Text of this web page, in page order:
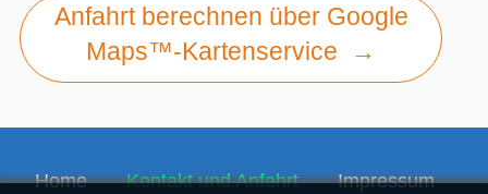
Anfahrt berechnen über Google
Maps™-Kartenservice
Home Kontakt und Anfahrt Impressum